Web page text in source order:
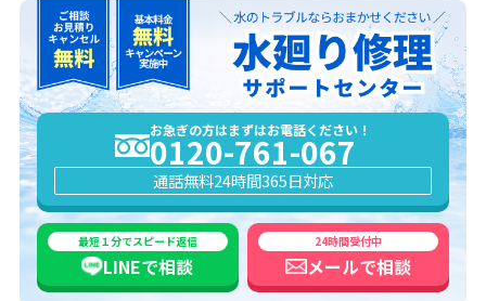
お急ぎの方はまずはお電話ください！
0120-761-067
通話無料24時間365日対応
最短１分でスピード返信
LINEで相談
24時間受付中
メールで相談